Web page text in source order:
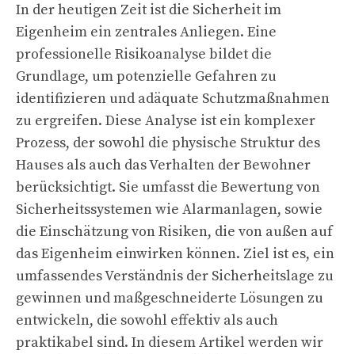
In der heutigen Zeit ist die Sicherheit im
Eigenheim ein zentrales Anliegen. Eine
professionelle Risikoanalyse bildet die
Grundlage, um potenzielle Gefahren zu
identifizieren und adäquate Schutzmaßnahmen
zu ergreifen. Diese Analyse ist ein komplexer
Prozess, der sowohl die physische Struktur des
Hauses als auch das Verhalten der Bewohner
berücksichtigt. Sie umfasst die Bewertung von
Sicherheitssystemen wie Alarmanlagen, sowie
die Einschätzung von Risiken, die von außen auf
das Eigenheim einwirken können. Ziel ist es, ein
umfassendes Verständnis der Sicherheitslage zu
gewinnen und maßgeschneiderte Lösungen zu
entwickeln, die sowohl effektiv als auch
praktikabel sind. In diesem Artikel werden wir